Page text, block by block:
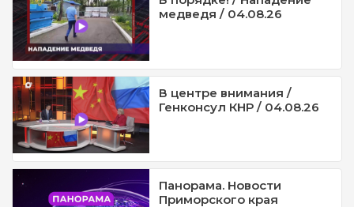
медведя / 04.08.26
В центре внимания /
Генконсул КНР / 04.08.26
Панорама. Новости
Приморского края